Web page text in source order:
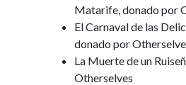
Matarife, donado por
El Carnaval de las
donado por
La Muerte de un
Otherselves